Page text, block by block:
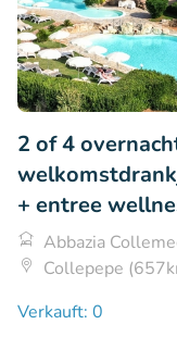
2 of 4
+ entree
Abbazia
Collepepe
Verkauft: 0